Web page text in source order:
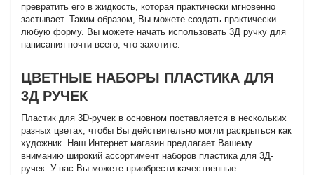
превратить его в жидкость, которая практически мгновенно
застывает. Таким образом, Вы можете создать практически
любую форму. Вы можете начать использовать 3Д ручку для
написания почти всего, что захотите.
ЦВЕТНЫЕ НАБОРЫ ПЛАСТИКА ДЛЯ
3Д РУЧЕК
Пластик для 3D-ручек в основном поставляется в нескольких
разных цветах, чтобы Вы действительно могли раскрыться как
художник. Наш Интернет магазин предлагает Вашему
вниманию широкий ассортимент наборов пластика для 3Д-
ручек. У нас Вы можете приобрести качественные